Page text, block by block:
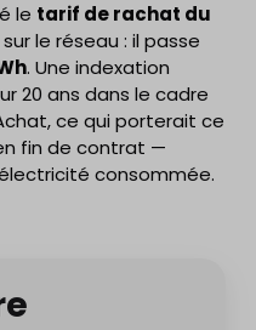
le tarif de rachat du
le réseau : il passe
. Une indexation
20 ans dans le cadre
ce qui porterait ce
fin de contrat —
consommée.